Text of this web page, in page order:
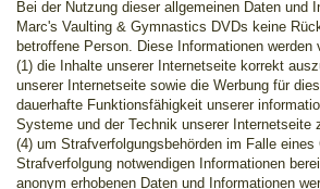
Bei der Nutzung dieser allgemeinen Daten und
Marc's Vaulting & Gymnastics DVDs keine
betroffene Person. Diese Informationen werden
(1) die Inhalte unserer Internetseite korrekt
unserer Internetseite sowie die Werbung für
dauerhafte Funktionsfähigkeit unserer
Systeme und der Technik unserer Internetseite
(4) um Strafverfolgungsbehörden im Falle
Strafverfolgung notwendigen Informationen
anonym erhobenen Daten und Informationen